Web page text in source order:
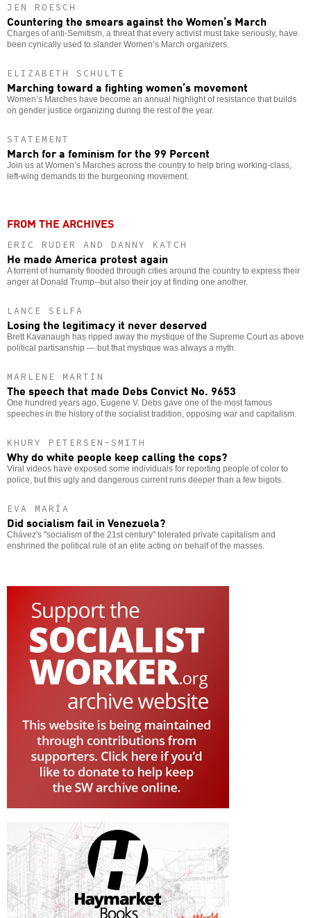
JEN ROESCH
Countering the smears against the Women’s March
Charges of anti-Semitism, a threat that every activist must take seriously, have
been cynically used to slander Women’s March organizers.
ELIZABETH SCHULTE
Marching toward a fighting women’s movement
Women’s Marches have become an annual highlight of resistance that builds
on gender justice organizing during the rest of the year.
STATEMENT
March for a feminism for the 99 Percent
Join us at Women’s Marches across the country to help bring working-class,
left-wing demands to the burgeoning movement.
FROM THE ARCHIVES
ERIC RUDER AND DANNY KATCH
He made America protest again
A torrent of humanity flooded through cities around the country to express their
anger at Donald Trump--but also their joy at finding one another.
LANCE SELFA
Losing the legitimacy it never deserved
Brett Kavanaugh has ripped away the mystique of the Supreme Court as above
political partisanship — but that mystique was always a myth.
MARLENE MARTIN
The speech that made Debs Convict No. 9653
One hundred years ago, Eugene V. Debs gave one of the most famous
speeches in the history of the socialist tradition, opposing war and capitalism.
KHURY PETERSEN-SMITH
Why do white people keep calling the cops?
Viral videos have exposed some individuals for reporting people of color to
police, but this ugly and dangerous current runs deeper than a few bigots.
EVA MARÍA
Did socialism fail in Venezuela?
Chávez's "socialism of the 21st century" tolerated private capitalism and
enshrined the political rule of an elite acting on behalf of the masses.